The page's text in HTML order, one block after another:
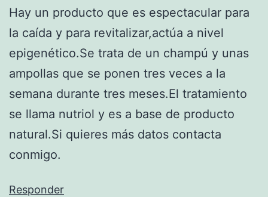
Hay un producto que es espectacular para
la caída y para revitalizar,actúa a nivel
epigenético.Se trata de un champú y unas
ampollas que se ponen tres veces a la
semana durante tres meses.El tratamiento
se llama nutriol y es a base de producto
natural.Si quieres más datos contacta
conmigo.
Responder